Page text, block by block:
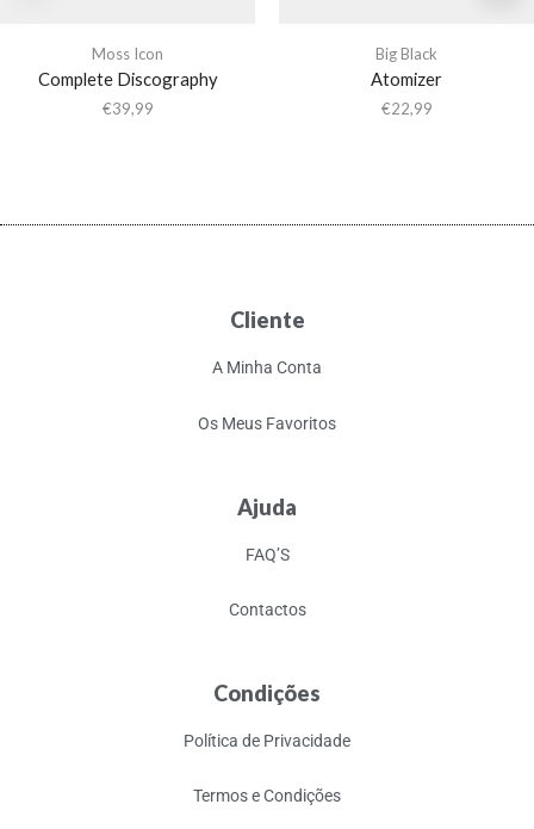
Moss Icon
Complete Discography
€39,99
Big Black
Atomizer
€22,99
Cliente
A Minha Conta
Os Meus Favoritos
Ajuda
FAQ’S
Contactos
Condições
Política de Privacidade
Termos e Condições